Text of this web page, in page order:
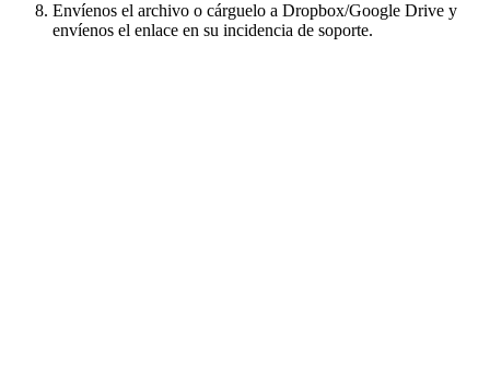
Envíenos el archivo o cárguelo a Dropbox/Google Drive y
envíenos el enlace en su incidencia de soporte.